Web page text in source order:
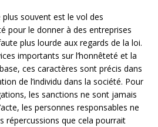
souvent est le vol des
pour le donner à des entreprises
plus lourde aux regards de la loi.
importants sur l’honnêteté et la
ces caractères sont précis dans
de l’individu dans la société. Pour
les sanctions ne sont jamais
les personnes responsables ne
répercussions que cela pourrait